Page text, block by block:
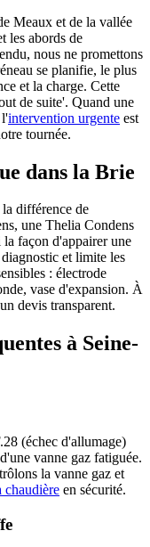
Meaux et de la vallée
les abords de
nous ne promettons
se planifie, le plus
et la charge. Cette
de suite'. Quand une
l'intervention urgente est
tournée.
dans la Brie
différence de
une Thelia Condens
façon d'appairer une
et limite les
: électrode
vase d'expansion. À
devis transparent.
à Seine-
(échec d'allumage)
vanne gaz fatiguée.
la vanne gaz et
chaudière en sécurité.